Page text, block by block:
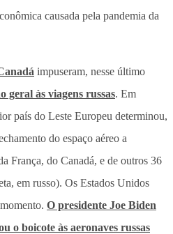
causada pela pandemia da
impuseram, nesse último
geral às viagens russas. Em
país do Leste Europeu determinou,
do espaço aéreo a
França, do Canadá, e de outros 36
em russo). Os Estados Unidos
O presidente Joe Biden
o boicote às aeronaves russas